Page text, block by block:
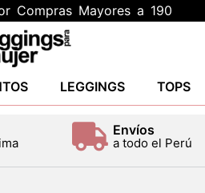
Compras Mayores a 190
LEGGINGS TOPS
Envíos
a todo el Perú